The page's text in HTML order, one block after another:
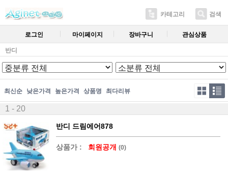
카테고리 검색
로그인 마이페이지 장바구니 관심상품
반디
최신순 낮은가격 높은가격 상품명 최다리뷰
1 - 20
반디 드림에어878
상품가 : 회원공개 (0)